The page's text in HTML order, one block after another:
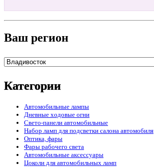
Ваш регион
Категории
Автомобильные лампы
Дневные ходовые огни
Свето-панели автомобильные
Набор ламп для подсветки салона автомобиля
Оптика, фары
Фары рабочего света
Автомобильные аксессуары
Цоколи для автомобильных ламп